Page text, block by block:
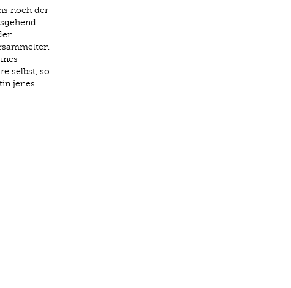
noch der
selbst, so
jenes